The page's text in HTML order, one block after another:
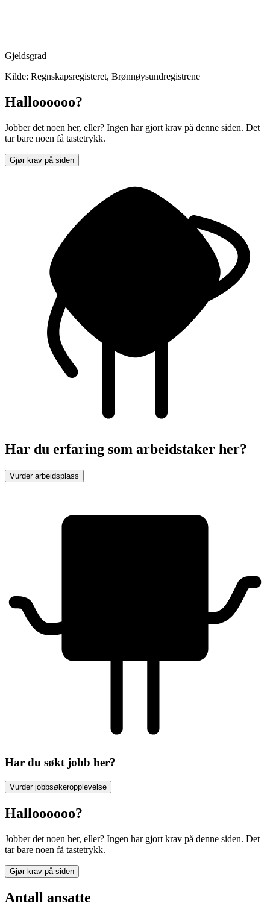
Gjeldsgrad
Kilde: Regnskapsregisteret, Brønnøysundregistrene
Halloooooo?
Jobber det noen her, eller? Ingen har gjort krav på denne siden. Det
tar bare noen få tastetrykk.
Gjør krav på siden
Har du erfaring som arbeidstaker her?
Vurder arbeidsplass
Har du søkt jobb her?
Vurder jobbsøkeropplevelse
Halloooooo?
Jobber det noen her, eller? Ingen har gjort krav på denne siden. Det
tar bare noen få tastetrykk.
Gjør krav på siden
Antall ansatte